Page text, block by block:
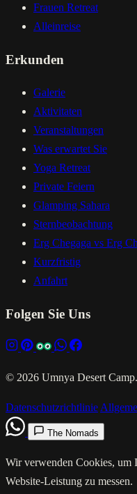
Frauen Retreat
Alleinreise
Erkunden
Galerie
Aktivitaten
Veranstaltungen
Was erwartet Sie
Yoga Retreat
Private Feiern
Glamping Sahara
Sternbeobachtung
Erg Chegaga vs Erg
Kurzfristig
Anfahrt
Folgen Sie Uns
© 2026 Umnya Desert
Datenschutzrichtlinie
The Nomads
Wir verwenden Cookies, um
Website-Leistung zu messen.